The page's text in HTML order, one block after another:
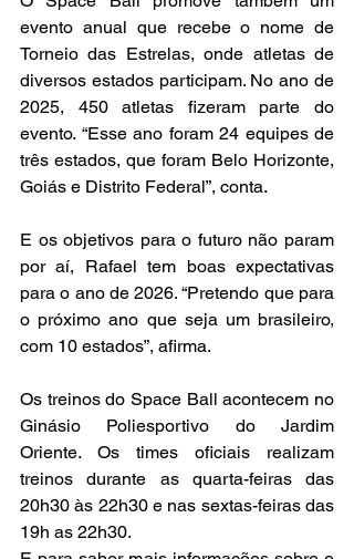
evento anual que recebe o nome de
Torneio das Estrelas, onde atletas de
diversos estados participam. No ano de
2025, 450 atletas fizeram parte do
evento. “Esse ano foram 24 equipes de
três estados, que foram Belo Horizonte,
Goiás e Distrito Federal”, conta.
E os objetivos para o futuro não param
por aí, Rafael tem boas expectativas
para o ano de 2026. “Pretendo que para
o próximo ano que seja um brasileiro,
com 10 estados”, afirma.
Os treinos do Space Ball acontecem no
Ginásio Poliesportivo do Jardim
Oriente. Os times oficiais realizam
treinos durante as quarta-feiras das
20h30 às 22h30 e nas sextas-feiras das
19h as 22h30.